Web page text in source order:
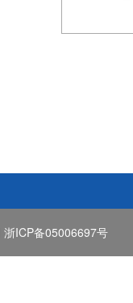
浙ICP备05006697号